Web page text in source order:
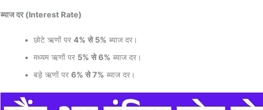
ब्याज दर (Interest Rate)
छोटे ऋणों पर 4% से 5% ब्याज दर।
मध्यम ऋणों पर 5% से 6% ब्याज दर।
बड़े ऋणों पर 6% से 7% ब्याज दर।